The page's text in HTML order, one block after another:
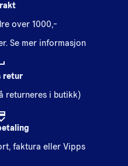
over 1000,-
Se mer informasjon
retur
returneres i butikk)
faktura eller Vipps